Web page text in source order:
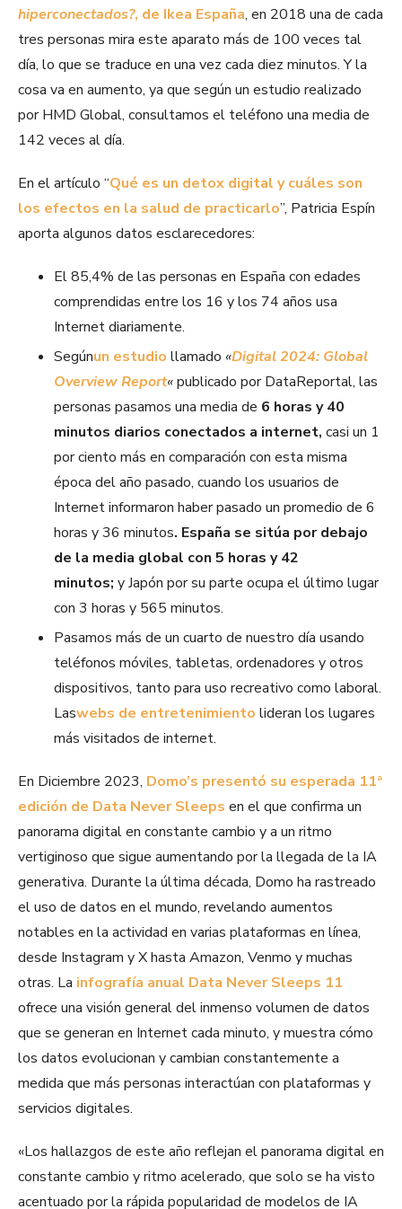
hiperconectados?, de Ikea España, en 2018 una de cada
tres personas mira este aparato más de 100 veces tal
día, lo que se traduce en una vez cada diez minutos. Y la
cosa va en aumento, ya que según un estudio realizado
por HMD Global, consultamos el teléfono una media de
142 veces al día.
En el artículo “Qué es un detox digital y cuáles son
los efectos en la salud de practicarlo”, Patricia Espín
aporta algunos datos esclarecedores:
El 85,4% de las personas en España con edades
comprendidas entre los 16 y los 74 años usa
Internet diariamente.
Segúnun estudio llamado «Digital 2024: Global
Overview Report«publicado por DataReportal, las
personas pasamos una media de 6 horas y 40
minutos diarios conectados a internet, casi un 1
por ciento más en comparación con esta misma
época del año pasado, cuando los usuarios de
Internet informaron haber pasado un promedio de 6
horas y 36 minutos. España se sitúa por debajo
de la media global con 5 horas y 42
minutos; yJapón por su parte ocupa el último lugar
con 3 horas y 565 minutos.
Pasamos más de un cuarto de nuestro día usando
teléfonos móviles, tabletas, ordenadores y otros
dispositivos, tanto para uso recreativo como laboral.
Laswebs de entretenimiento lideran los lugares
más visitados de internet.
En Diciembre 2023, Domo’s presentó su esperada 11ª
edición de Data Never Sleeps en el que confirma un
panorama digital en constante cambio y a un ritmo
vertiginoso que sigue aumentando por la llegada de la IA
generativa. Durante la última década, Domo ha rastreado
el uso de datos en el mundo, revelando aumentos
notables en la actividad en varias plataformas en línea,
desde Instagram y X hasta Amazon, Venmo y muchas
otras. La infografía anual Data Never Sleeps 11
ofrece una visión general del inmenso volumen de datos
que se generan en Internet cada minuto, y muestra cómo
los datos evolucionan y cambian constantemente a
medida que más personas interactúan con plataformas y
servicios digitales.
«Los hallazgos de este año reflejan el panorama digital en
constante cambio y ritmo acelerado, que solo se ha visto
acentuado por la rápida popularidad de modelos de IA